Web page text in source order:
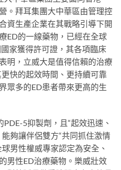
。拜耳集團大中華區由管理控
資生產企業在其戰略引導下開
ED的一線藥物，已經在全球
家獲得許可證，其各項臨床
明，立威大是值得信賴的治療
快的起效時間、更持續可靠
眾多的ED患者帶來更高的生
5抑製劑，且“起效迅速、
夠讓伴侶雙方“共同抓住激情
男性權威專家認定為安全、
男性ED治療藥物。樂威壯效